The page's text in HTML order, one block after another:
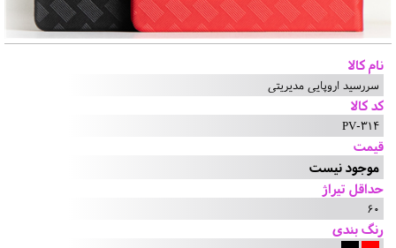
نام کالا
سررسید اروپایی مدیریتی
کد کالا
PV-314
قیمت
موجود نیست
حداقل تیراژ
60
رنگ بندی